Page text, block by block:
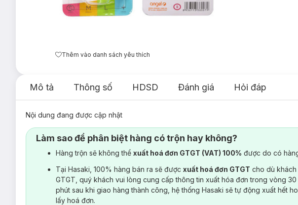
Thêm vào danh sách yêu thích
Mô tả Thông số HDSD Đánh giá Hỏi đáp
Nội dung đang được cập nhật
Làm sao để phân biệt hàng có trộn hay không?
Hàng trộn sẽ không thể xuất hoá đơn GTGT (VAT) 100% được do có
Tại Hasaki, 100% hàng bán ra sẽ được xuất hoá đơn GTGT cho dù
GTGT, quý khách vui lòng cung cấp thông tin xuất hóa đơn trong vòng
phút sau khi giao hàng thành công, hệ thống Hasaki sẽ tự động xuất hết
lấy hoá đơn.